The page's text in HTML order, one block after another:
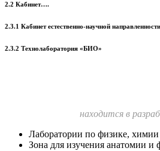
2.2 Кабинет….
2.3.1 Кабинет естественно-научной направленности
2.3.2 Технолаборатория «БИО»
находится в
Лаборатории по физике,
Зона для изучения анатомии и